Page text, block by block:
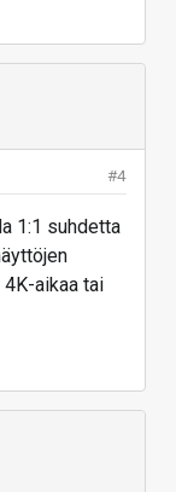
#4
1:1 suhdetta
aikaa tai